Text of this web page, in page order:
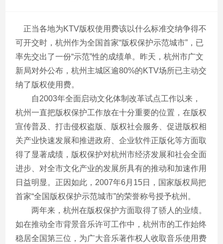
正当各地为KTV版权使用费该以什么标准交纳争得不
可开交时，杭州作为全国首家“版权保护示范城市”，已
率先交出了一份“示范”性的成绩单。昨天，杭州市广文
新局对外公布，杭州主城区逾80%的KTV场所已主动交
纳了版权使用费。
自2003年全面启动文化体制改革试点工作以来，
杭州一直把版权保护工作放在十分重要的位置，在版权
宣传普及、打击侵权盗版、版权社会服务、促进版权相
关产业快速发展和推进政府、企业软件正版化等方面取
得了显著成绩，版权保护对杭州市经济发展和社会全面
进步、对全市文化产业的发展所具有的推动和加速作用
日益明显。正因如此，2007年6月15日，国家版权局把
首家“全国版权保护示范城市”的荣誉称号授予杭州。
两年来，杭州在版权保护方面取得了骄人的业绩。
如在推动全市背景音乐许可工作中，杭州市的工作始终
稳居全国第三位，为广大音乐著作权人收取音乐使用费